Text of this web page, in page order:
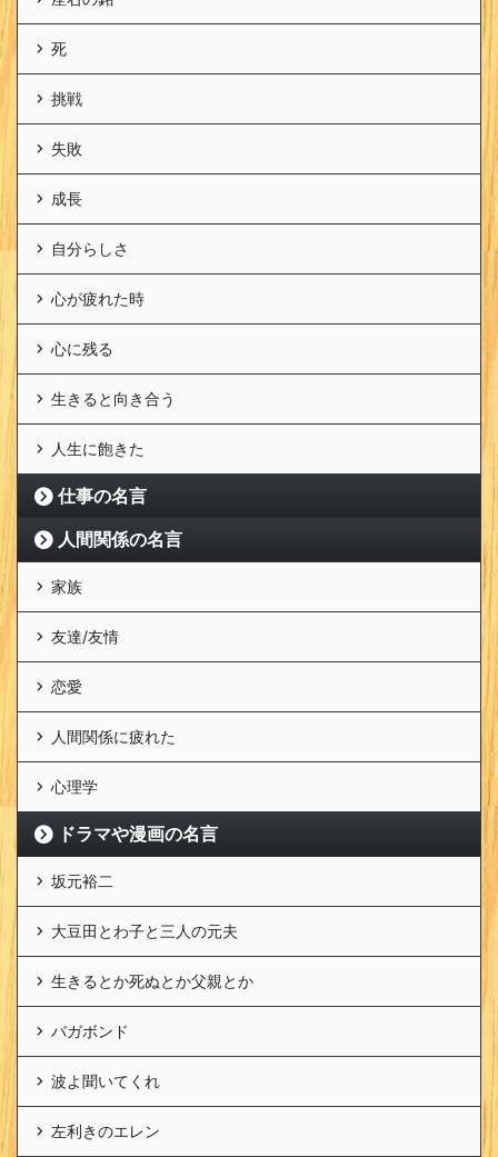
死
挑戦
失敗
成長
自分らしさ
心が疲れた時
心に残る
生きると向き合う
人生に飽きた
仕事の名言
人間関係の名言
家族
友達/友情
恋愛
人間関係に疲れた
心理学
ドラマや漫画の名言
坂元裕二
大豆田とわ子と三人の元夫
生きるとか死ぬとか父親とか
バガボンド
波よ聞いてくれ
左利きのエレン